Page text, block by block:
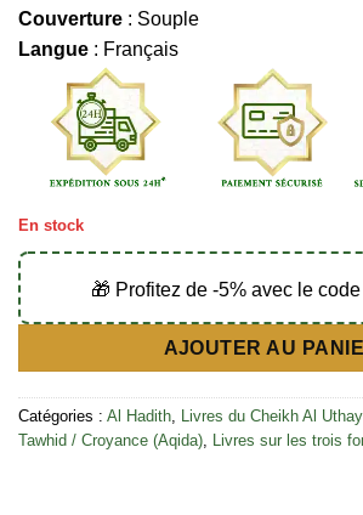
Couverture : Souple
Langue : Français
En stock
🎁 Profitez de -5% avec le code
AJOUTER AU
Catégories : Al Hadith Livres du Cheikh Al
Tawhid / Croyance (Aqida) Livres sur les trois